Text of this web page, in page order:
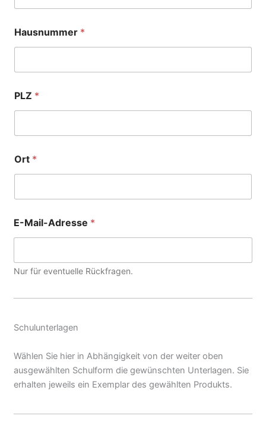
Hausnummer *
PLZ *
Ort *
E-Mail-Adresse *
Nur für eventuelle Rückfragen.
Schulunterlagen
Wählen Sie hier in Abhängigkeit von der weiter oben
ausgewählten Schulform die gewünschten Unterlagen. Sie
erhalten jeweils ein Exemplar des gewählten Produkts.